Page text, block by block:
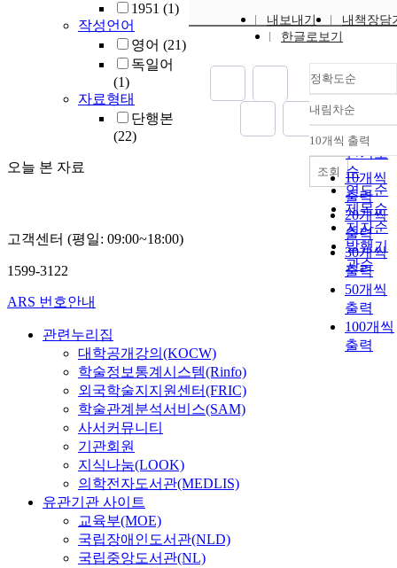
1951 (1)
작성언어
영어 (21)
독일어
(1)
자료형태
단행본
(22)
오늘 본 자료
내보내기
내책장담
한글로보기
정확도순
정확도
순
인기도
순
연도순
제목순
저자순
발행기
관순
내림차순
내림차
10개씩 출력
10개씩
출력
20개씩
출력
30개씩
출력
50개씩
출력
100개씩
출력
조회
고객센터 (평일: 09:00~18:00)
1599-3122
ARS 번호안내
관련누리집
대학공개강의(KOCW)
학술정보통계시스템(Rinfo)
외국학술지지원센터(FRIC)
학술관계분석서비스(SAM)
사서커뮤니티
기관회원
지식나눔(LOOK)
의학전자도서관(MEDLIS)
유관기관 사이트
교육부(MOE)
국립장애인도서관(NLD)
국립중앙도서관(NL)